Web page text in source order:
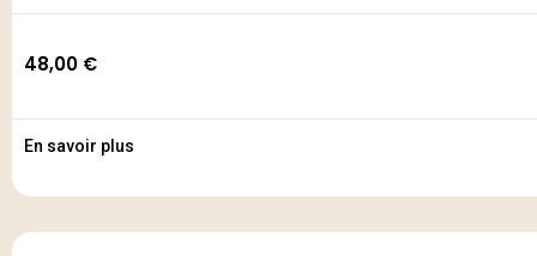
48,00 €
En savoir plus